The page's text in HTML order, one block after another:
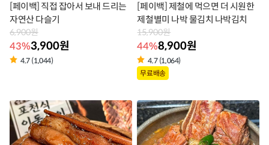
[페이백] 직접 잡아서 보내 드리는
자연산 다슬기
6,900원
43%3,900원
4.7 (1,044)
라
벨
[페이백] 제철에 먹으면 더 시원한
제철별미 나박 물김치 나박김치
15,900원
44%8,900원
4.7 (1,064)
상
라
벨
무료배송